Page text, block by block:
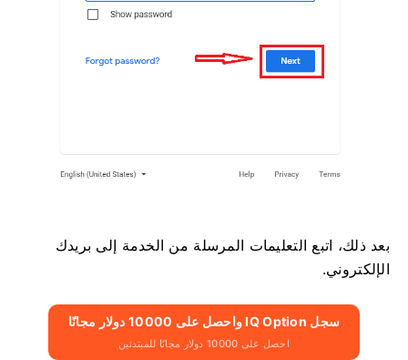
بعد ذلك، اتبع التعليمات المرسلة من الخدمة إلى بريدك
الإلكتروني.
سجل IQ Option واحصل على 10000 دولار مجانًا
احصل على 10000 دولار مجانًا للمبتدئين